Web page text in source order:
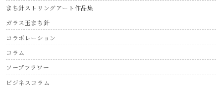
まち針ストリングアート作品集
ガラス玉まち針
コラボレーション
コラム
ソープフラワー
ビジネスコラム